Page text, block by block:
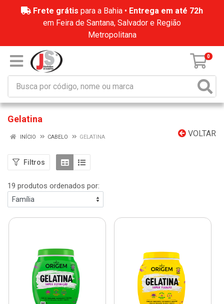
Frete grátis para a Bahia • Entrega em até 72h
em Feira de Santana, Salvador e Região
Metropolitana
0
Gelatina
VOLTAR
INÍCIO CABELO GELATINA
Filtros
19 produtos ordenados por: